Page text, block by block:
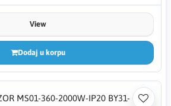
View
Dodaj u korpu